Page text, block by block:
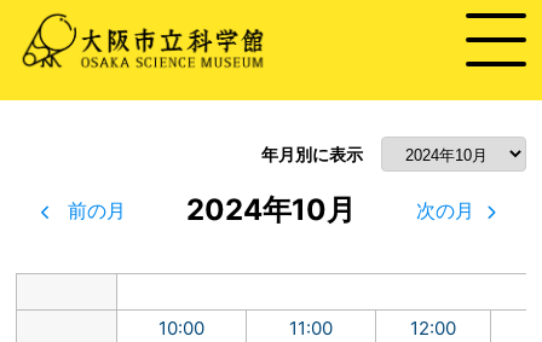
年月別に表示
前の月 2024年10月 次の月
10:00 11:00 12:00